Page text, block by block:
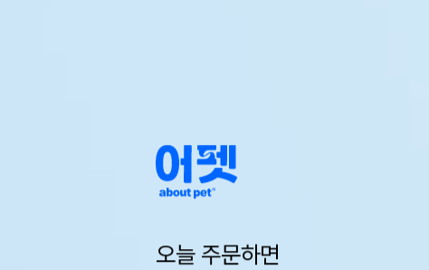
오늘 주문하면